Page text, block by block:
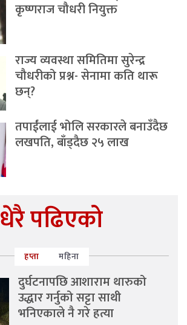
कृष्णराज चौधरी नियुक्त
राज्य व्यवस्था समितिमा सुरेन्द्र
चौधरीको प्रश्न- सेनामा कति थारू
छन्?
तपाईंलाई भोलि सरकारले बनाउँदैछ
लखपति, बाँड्दैछ २५ लाख
धेरै पढिएको
हप्ता महिना
दुर्घटनापछि आशाराम थारुको
उद्धार गर्नुको सट्टा साथी
भनिएकाले नै गरे हत्या